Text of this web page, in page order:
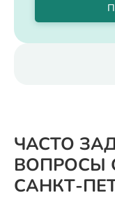
ЧАСТО
ВОПРОСЫ
САНКТ-